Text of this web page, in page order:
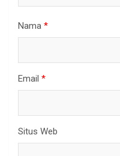
Nama *
Email *
Situs Web